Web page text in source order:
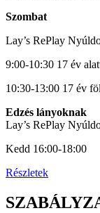
Szombat
Lay’s RePlay
9:00-10:30 17 év
10:30-13:00 17 év
Edzés lányoknak
Lay’s RePlay
Kedd 16:00-18:00
Részletek